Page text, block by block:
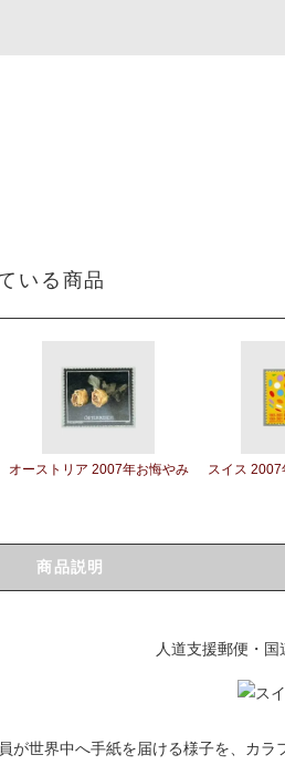
いる商品
オーストリア 2007年お悔やみ
スイス
商品説明
人道支援郵便・
が世界中へ手紙を届ける様子を、カ